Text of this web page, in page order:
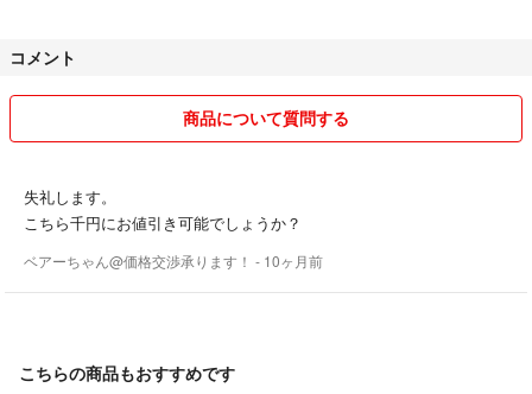
コメント
商品について質問する
失礼します。
こちら千円にお値引き可能でしょうか？
ベアーちゃん@価格交渉承ります！ - 10ヶ月前
こちらの商品もおすすめです